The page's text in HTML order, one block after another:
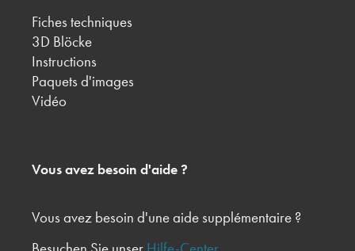
Fiches techniques
3D Blöcke
Instructions
Paquets d'images
Vidéo
Vous avez besoin d'aide ?
Vous avez besoin d'une aide supplémentaire ?